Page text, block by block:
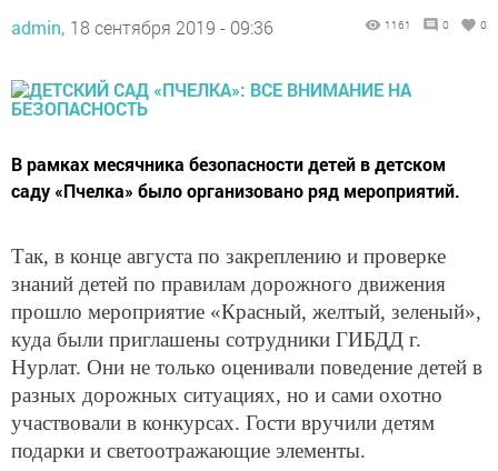
admin, 18 сентября 2019 - 09:36 1161 0 0
В рамках месячника безопасности детей в детском
саду «Пчелка» было организовано ряд мероприятий.
Так, в конце августа по закреплению и проверке
знаний детей по правилам дорожного движения
прошло мероприятие «Красный, желтый, зеленый»,
куда были приглашены сотрудники ГИБДД г.
Нурлат. Они не только оценивали поведение детей в
разных дорожных ситуациях, но и сами охотно
участвовали в конкурсах. Гости вручили детям
подарки и светоотражающие элементы.